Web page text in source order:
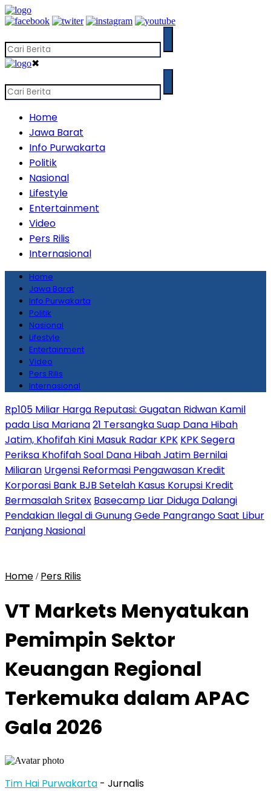
✖
Home
Jawa Barat
Info Purwakarta
Politik
Nasional
Lifestyle
Entertainment
Video
Pers Rilis
Internasional
Home
Jawa Barat
Info Purwakarta
Politik
Nasional
Lifestyle
Entertainment
Video
Pers Rilis
Internasional
Rp105 Miliar Harga Reputasi: Gugatan Ridwan Kamil
pada Lisa Mariana21 Tersangka Suap Dana Hibah
Jatim, Khofifah Kini Masuk Radar KPK KPK Segera
Periksa Khofifah Soal Dana Hibah Jatim Bernilai
Miliaran Urgensi Reformasi Pengawasan Kredit
Korporasi Bank BJB Setelah Kasus Korupsi Kredit
Bermasalah Sritex Basecamp Liar Diduga Dalangi
Pendakian Ilegal di Gunung Gede Pangrango Saat Libur
Panjang Nasional
Home / Pers Rilis
VT Markets Menyatukan
Pemimpin Sektor
Keuangan Regional
Terkemuka dalam APAC
Gala 2026
Tim Hai Purwakarta - Jurnalis